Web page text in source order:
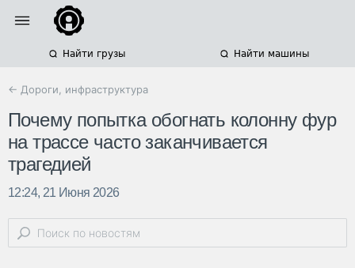
Найти грузы Найти машины
← Дороги, инфраструктура
Почему попытка обогнать колонну фур
на трассе часто заканчивается
трагедией
12:24, 21 Июня 2026